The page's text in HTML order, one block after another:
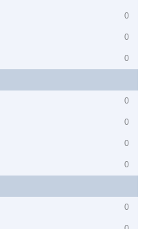
0
0
0
0
0
0
0
0